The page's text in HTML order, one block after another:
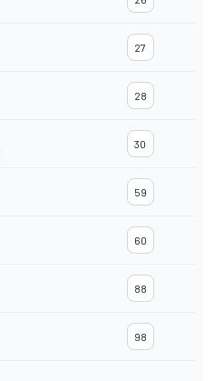
27
28
30
59
60
88
98